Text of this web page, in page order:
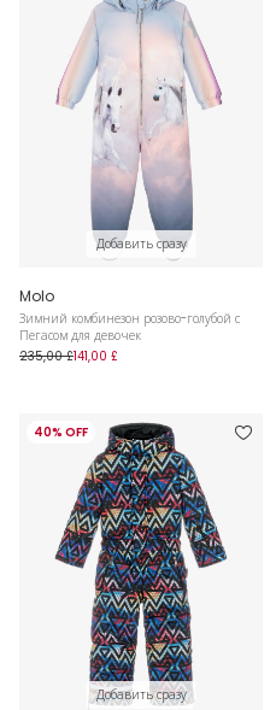
Добавить сразу
Molo
Зимний комбинезон розово-голубой с
Пегасом для девочек
235,00 £141,00 £
40% OFF
Добавить сразу